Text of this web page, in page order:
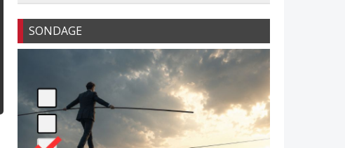
SONDAGE